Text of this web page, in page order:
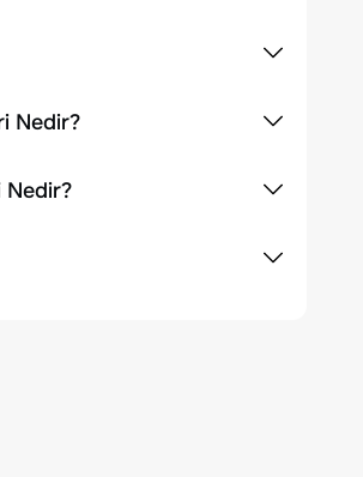
Nedir?
Nedir?